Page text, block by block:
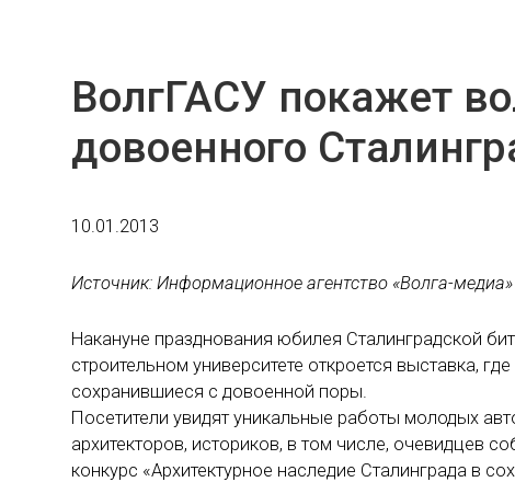
ВолгГАСУ покажет
довоенного
10.01.2013
Источник: Информационное агентство «Волга-медиа»
Накануне празднования юбилея Сталинградской
строительном университете откроется выставка,
сохранившиеся с довоенной поры.
Посетители увидят уникальные работы молодых
архитекторов, историков, в том числе, очевидцев
конкурс «Архитектурное наследие Сталинграда в